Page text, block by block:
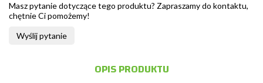
Masz pytanie dotyczące tego produktu? Zapraszamy do kontaktu,
chętnie Ci pomożemy!
Wyślij pytanie
OPIS PRODUKTU